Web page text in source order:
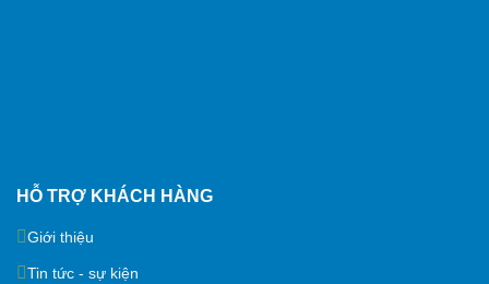
HỖ TRỢ KHÁCH HÀNG
Giới thiệu
Tin tức - sự kiện